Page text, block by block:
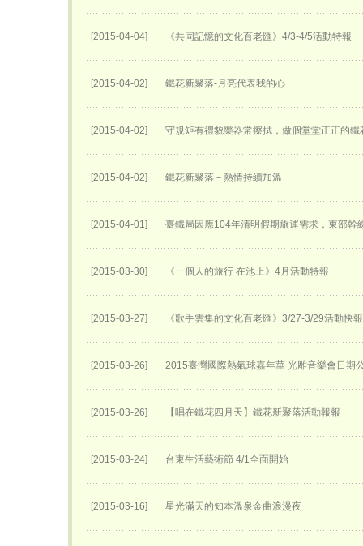
[2015-04-04] 《共同記憶的文化百老匯》4/3-4/5活動特報
[2015-04-02] 鐵花新聚落-月亮代表我的心
[2015-04-02] 守規矩有禮貌樂器常擦拭，做個堂堂正正的鐵
[2015-04-02] 鐵花新聚落－熱情持續加溫
[2015-04-01] 臺鐵局因應104年清明假期旅運需求，東部幹
[2015-03-30] 《一個人的旅行 在池上》4月活動特報
[2015-03-27] 《歌手雲集的文化百老匯》3/27-3/29活動快報
[2015-03-26] 2015臺灣國際熱氣球嘉年華 光雕音樂會日期
[2015-03-26] 【唱在鐵花四月天】鐵花新聚落活動報報
[2015-03-24] 台東生活藝術節 4/1全面開始
[2015-03-16] 星光滿天的知本溫泉金曲浪漫夜